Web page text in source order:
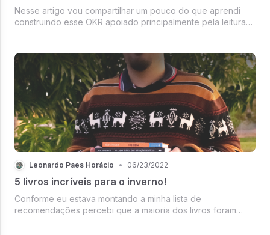
Nesse artigo vou compartilhar um pouco do que aprendi
construindo esse OKR apoiado principalmente pela leitura
Leonardo Paes Horácio • 06/23/2022
5 livros incríveis para o inverno!
Conforme eu estava montando a minha lista de
recomendações percebi que a maioria dos livros foram